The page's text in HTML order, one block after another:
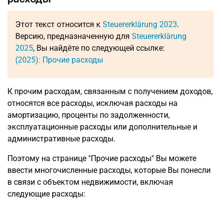
Этот текст относится к Steuererklärung 2023.
Версию, предназначенную для Steuererklärung
2025, Вы найдёте по следующей ссылке:
(2025): Прочие расходы
К прочим расходам, связанным с получением доходов,
относятся все расходы, исключая расходы на
амортизацию, проценты по задолженности,
эксплуатационные расходы или дополнительные и
административные расходы.
Поэтому на странице "Прочие расходы" Вы можете
ввести многочисленные расходы, которые Вы понесли
в связи с объектом недвижимости, включая
следующие расходы: